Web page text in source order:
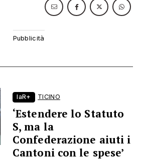
laR+ TICINO
‘Estendere lo Statuto
S, ma la
Confederazione aiuti i
Cantoni con le spese’